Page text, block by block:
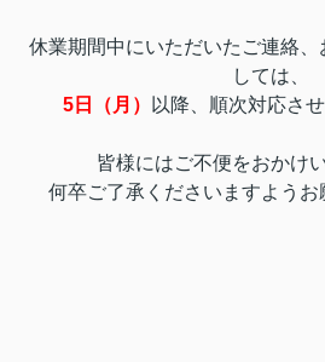
休業期間中にいただいたご連絡、
しては、
5日（月）
以降、順次対応さ
皆様にはご不便をおかけ
何卒ご了承くださいますようお